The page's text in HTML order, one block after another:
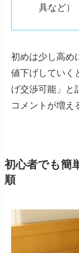
具など）
初めは少し高め
値下げしていく
げ交渉可能」と
コメントが増え
初心者でも簡
順